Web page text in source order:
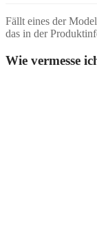
Fällt eines der
das in der
Wie vermesse